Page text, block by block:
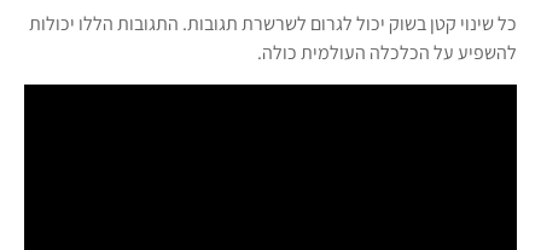
כל שינוי קטן בשוק יכול לגרום לשרשרת תגובות. התגובות הללו יכולות
להשפיע על הכלכלה העולמית כולה.